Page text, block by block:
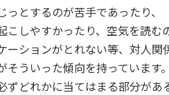
とするのが苦手であったり、
こしやすかったり、空気を読む
ーションがとれない等、対人関
ういった傾向を持っています。
どれかに当てはまる部分があ